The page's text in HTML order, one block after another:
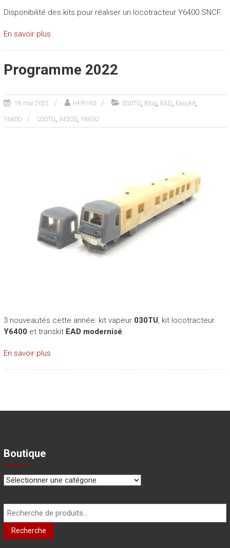
Disponibilité des kits pour réaliser un locotracteur Y6400 SNCF.
En savoir plus
Programme 2022
18 mai 2022 HFR160 030TU, Blog, EAD, Easykit,
Y6400 030TU, X4500, Y6400
3 nouveautés cette année: kit vapeur 030TU, kit locotracteur
Y6400 et transkit EAD modernisé.
En savoir plus
Boutique
Recherche
pour :
Recherche